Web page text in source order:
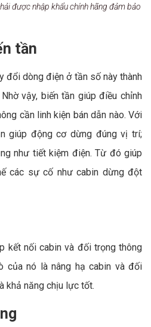
được nhập khẩu chính hãng đảm bảo
tần
đổi dòng điện ở tần số này thành
vậy, biến tần giúp điều chỉnh
cần linh kiện bán dẫn nào. Với
giúp động cơ dừng đúng vị trí;
như tiết kiệm điện. Từ đó giúp
các sự cố như cabin dừng đột
kết nối cabin và đối trọng thông
của nó là nâng hạ cabin và đối
khả năng chịu lực tốt.